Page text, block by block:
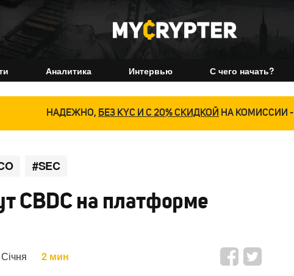
Аналитика Интервью С чего начать?
НАДЕЖНО, БЕЗ KYC И С 20% СКИДКОЙ НА КОМИССИИ -
#SEC
CBDC на платформе
2 мин